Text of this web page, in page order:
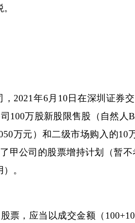
，2021年6月10日在深圳证券
100万股新股限售股（自然人
万元）和二级市场购入的10
甲公司的股票增持计划（暂
。
票，应当以成交金额（